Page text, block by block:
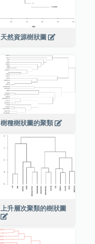
天然資源樹狀圖
樹種樹狀圖的聚類
上升層次聚類的樹狀圖